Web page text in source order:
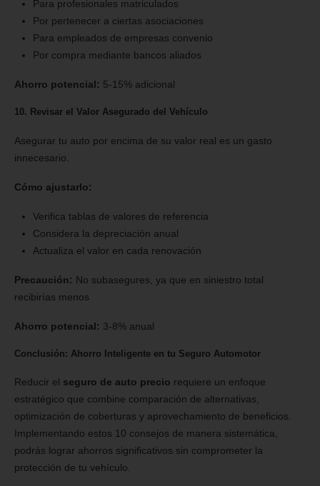
Para profesionales matriculados
Por pertenecer a ciertas asociaciones
Para empleados de empresas convenio
Por compra mediante bancos aliados
Ahorro potencial: 5-15% adicional
10. Revisar el Valor Asegurado del Vehículo
Asegurar tu auto por encima de su valor real es un gasto
innecesario.
Cómo ajustarlo:
Verifica tablas de valores de referencia
Considera la depreciación anual
Actualiza el valor en cada renovación
Precaución: No subasegures, ya que en siniestro total
recibirías menos
Ahorro potencial: 3-8% anual
Conclusión: Ahorro Inteligente en tu Seguro Automotor
Reducir el seguro de auto precio requiere un enfoque
estratégico que combine comparación de alternativas,
optimización de coberturas y aprovechamiento de beneficios.
Implementando estos 10 consejos de manera sistemática,
podrás lograr ahorros significativos sin comprometer la
protección de tu vehículo.